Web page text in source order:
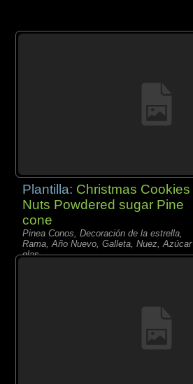
Plantilla: Christmas Cookies
Nuts Powdered sugar Pine
cone
Pinea Conos, Decoración de la estrella,
Rama, Año Nuevo, Galleta, Nuez, Azúcar
glas,